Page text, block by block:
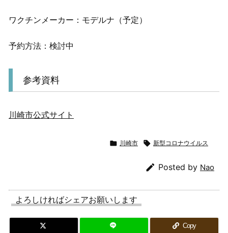
ワクチンメーカー：モデルナ（予定）
予約方法：検討中
参考資料
川崎市公式サイト
 川崎市  新型コロナウイルス
 Posted by Nao
よろしければシェアお願いします
Copy